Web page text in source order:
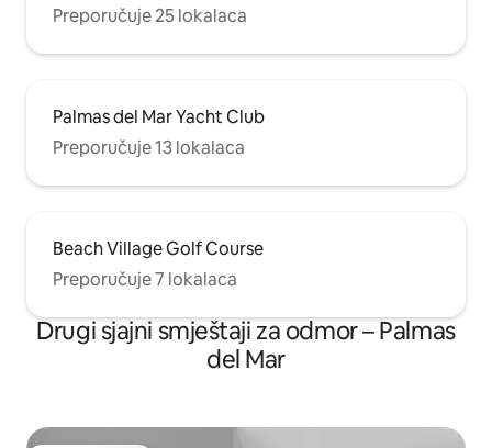
Preporučuje 25 lokalaca
Palmas del Mar Yacht Club
Preporučuje 13 lokalaca
Beach Village Golf Course
Preporučuje 7 lokalaca
Drugi sjajni smještaji za odmor – Palmas
del Mar